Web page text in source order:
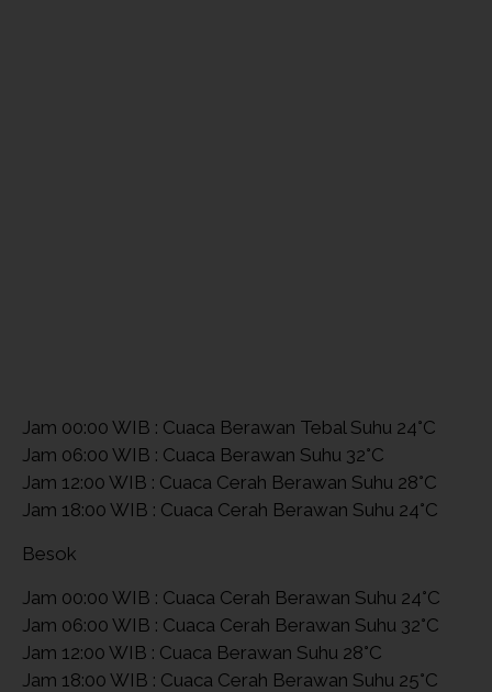
Jam 00:00 WIB : Cuaca Berawan Tebal Suhu 24°C
Jam 06:00 WIB : Cuaca Berawan Suhu 32°C
Jam 12:00 WIB : Cuaca Cerah Berawan Suhu 28°C
Jam 18:00 WIB : Cuaca Cerah Berawan Suhu 24°C
Besok
Jam 00:00 WIB : Cuaca Cerah Berawan Suhu 24°C
Jam 06:00 WIB : Cuaca Cerah Berawan Suhu 32°C
Jam 12:00 WIB : Cuaca Berawan Suhu 28°C
Jam 18:00 WIB : Cuaca Cerah Berawan Suhu 25°C